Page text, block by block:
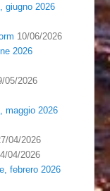
giugno 2026
10/06/2026
2026
05/2026
maggio 2026
04/2026
04/2026
febrero 2026